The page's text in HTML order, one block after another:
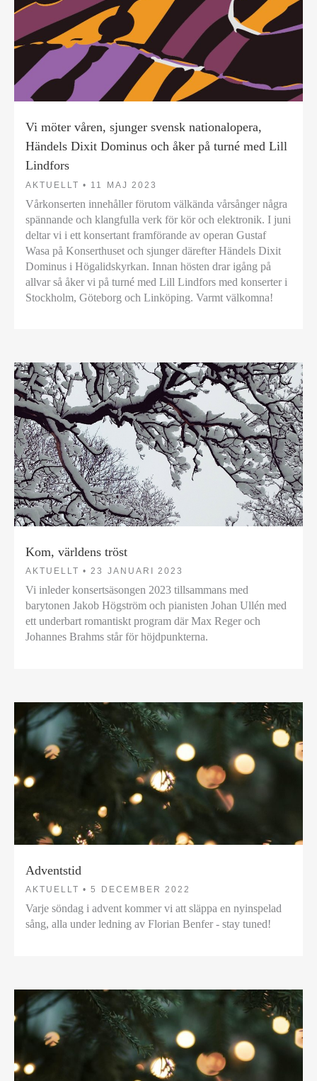
Vi möter våren, sjunger svensk nationalopera,
Händels Dixit Dominus och åker på turné med Lill
Lindfors
AKTUELLT • 11 MAJ 2023
Vårkonserten innehåller förutom välkända vårsånger några
spännande och klangfulla verk för kör och elektronik. I juni
deltar vi i ett konsertant framförande av operan Gustaf
Wasa på Konserthuset och sjunger därefter Händels Dixit
Dominus i Högalidskyrkan. Innan hösten drar igång på
allvar så åker vi på turné med Lill Lindfors med konserter i
Stockholm, Göteborg och Linköping. Varmt välkomna!
Kom, världens tröst
AKTUELLT • 23 JANUARI 2023
Vi inleder konsertsäsongen 2023 tillsammans med
barytonen Jakob Högström och pianisten Johan Ullén med
ett underbart romantiskt program där Max Reger och
Johannes Brahms står för höjdpunkterna.
Adventstid
AKTUELLT • 5 DECEMBER 2022
Varje söndag i advent kommer vi att släppa en nyinspelad
sång, alla under ledning av Florian Benfer - stay tuned!